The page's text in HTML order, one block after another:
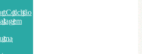
Colchão